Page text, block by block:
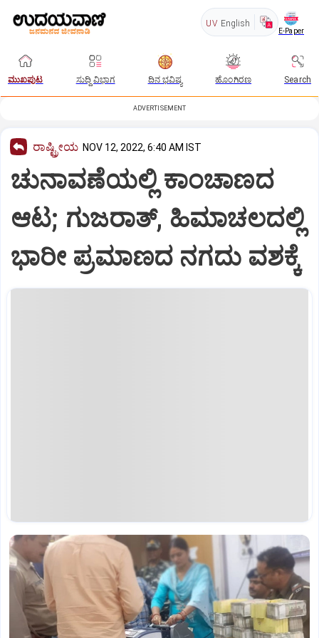
UV English
E-Paper
ಮುಖಪುಟ ಸುದ್ದಿ ವಿಭಾಗ ದಿನ ಭವಿಷ್ಯ ಹೊಂಗಿರಣ Search
ADVERTISEMENT
ರಾಷ್ಟ್ರೀಯ NOV 12, 2022, 6:40 AM IST
ಚುನಾವಣೆಯಲ್ಲಿ ಕಾಂಚಾಣದ
ಆಟ; ಗುಜರಾತ್‌, ಹಿಮಾಚಲದಲ್ಲಿ
ಭಾರೀ ಪ್ರಮಾಣದ ನಗದು ವಶಕ್ಕೆ